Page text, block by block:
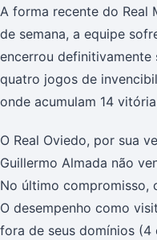
A forma recente do Real
de semana, a equipe
encerrou definitivamente
quatro jogos de
onde acumulam 14
O Real Oviedo, por sua
Guillermo Almada não
No último compromisso,
O desempenho como
fora de seus domínios (4